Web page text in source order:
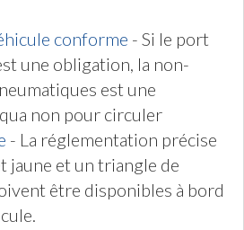
conforme - Si le port
une obligation, la non-
est une
non pour circuler
- La réglementation précise
jaune et un triangle de
être disponibles à bord